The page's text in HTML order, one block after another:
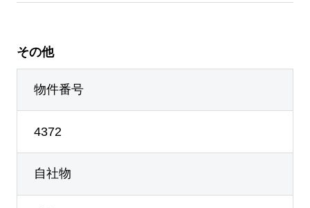
その他
物件番号
4372
自社物